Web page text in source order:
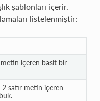
şablonları içerir.
listelenmiştir:
metin içeren basit bir
2 satır metin içeren